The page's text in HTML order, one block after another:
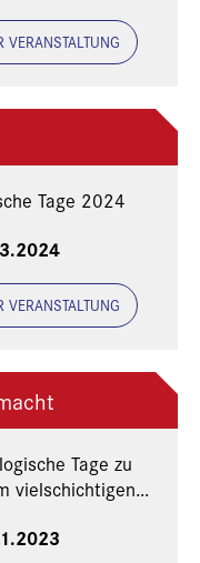
VERANSTALTUNG
Tage 2024
VERANSTALTUNG
Tage zu
vielschichtigen